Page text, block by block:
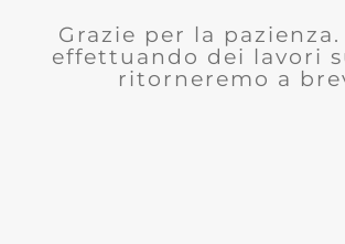
Grazie per la
effettuando dei lavori
ritorneremo a